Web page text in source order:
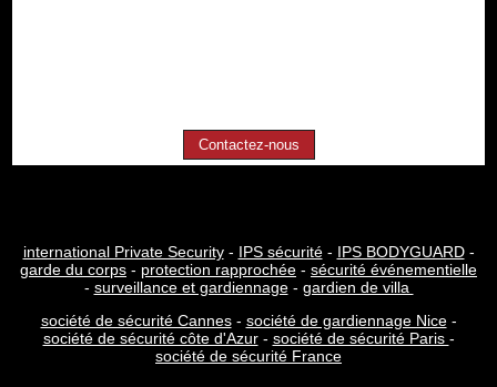
Contactez-nous
international Private Security- IPS sécurité- IPS BODYGUARD-
garde du corps - protection rapprochée - sécurité événementielle
- surveillance et gardiennage- gardien de villa
société de sécurité Cannes- société de gardiennage Nice-
société de sécurité côte d'Azur- société de sécurité Paris -
société de sécurité France